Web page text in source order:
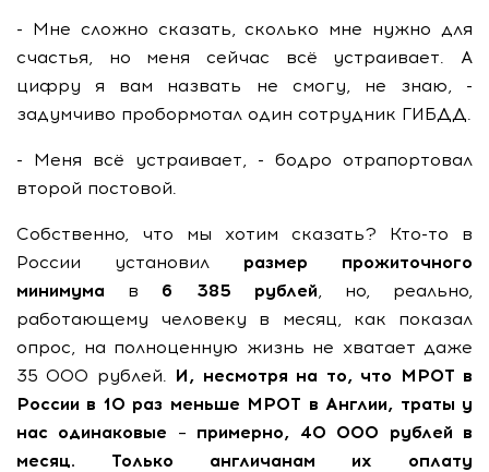
- Мне сложно сказать, сколько мне нужно для
счастья, но меня сейчас всё устраивает. А
цифру я вам назвать не смогу, не знаю, -
задумчиво пробормотал один сотрудник ГИБДД.
- Меня всё устраивает, - бодро отрапортовал
второй постовой.
Собственно, что мы хотим сказать? Кто-то в
России установил размер прожиточного
минимума в 6 385 рублей, но, реально,
работающему человеку в месяц, как показал
опрос, на полноценную жизнь не хватает даже
35 000 рублей. И, несмотря на то, что МРОТ в
России в 10 раз меньше МРОТ в Англии, траты у
нас одинаковые – примерно, 40 000 рублей в
месяц. Только англичанам их оплату